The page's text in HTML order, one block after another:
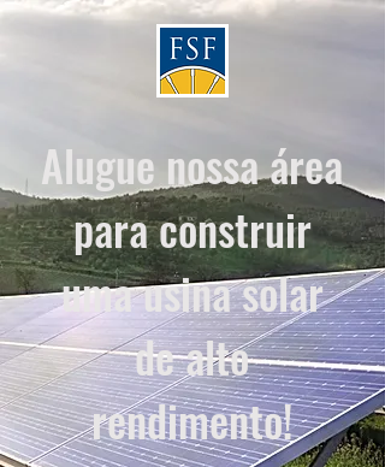
Alugue nossa área
para construir
uma usina solar
de alto
rendimento!